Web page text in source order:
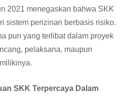
2021 menegaskan bahwa SKK
sistem perizinan berbasis risiko.
pun yang terlibat dalam proyek
pelaksana, maupun
SKK Terpercaya Dalam